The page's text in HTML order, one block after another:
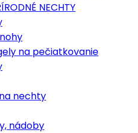
NECHTY
na pečiatkovanie
nechty
nádoby